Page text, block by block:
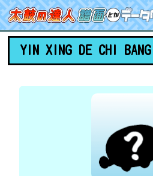
YIN XING DE CHI BANG